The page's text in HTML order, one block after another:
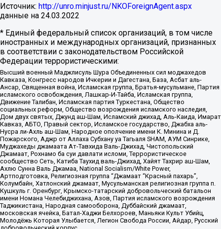
Источник: http://unro.minjust.ru/NKOForeignAgent.aspx
данные на 24.03.2022
* Единый федеральный список организаций, в том числе
иностранных и международных организаций, признанных
в соответствии с законодательством Российской
Федерации террористическими:
Высший военный Маджлисуль Шура Объединенных сил моджахедов
Кавказа, Конгресс народов Ичкерии и Дагестана, База, Асбат аль-
Ансар, Священная война, Исламская группа, Братья-мусульмане, Партия
исламского освобождения, Лашкар-И-Тайба, Исламская группа,
Движение Талибан, Исламская партия Туркестана, Общество
социальных реформ, Общество возрождения исламского наследия,
Дом двух святых, Джунд аш-Шам, Исламский джихад, Аль-Каида, Имарат
Кавказ, АБТО, Правый сектор, Исламское государство, Джабха аль-
Нусра ли-Ахль аш-Шам, Народное ополчение имени К. Минина и Д.
Пожарского, Аджр от Аллаха Субхану уа Тагьаля SHAM, АУМ Синрике,
Муджахеды джамаата Ат-Тавхида Валь-Джихад, Чистопольский
Джамаат, Рохнамо ба суи давлати исломи, Террористическое
сообщество Сеть, Катиба Таухид валь-Джихад, Хайят Тахрир аш-Шам,
Ахлю Сунна Валь Джамаа, National Socialism/White Power,
Артподготовка, Религиозная группа “Джамаат “Красный пахарь”,
Колумбайн, Хатлонский джамаат, Мусульманская религиозная группа п.
Кушкуль г. Оренбург, Крымско-татарский добровольческий батальон
имени Номана Челебиджихана, Азов, Партия исламского возрождения
Таджикистана, Народная самооборона, Дуббайский джамаат,
московская ячейка, Батал-Хаджи Белхороев, Маньяки Культ Убийц,
Молодёжь Которая Улыбается, Легион Свобода России, Айдар, Русский